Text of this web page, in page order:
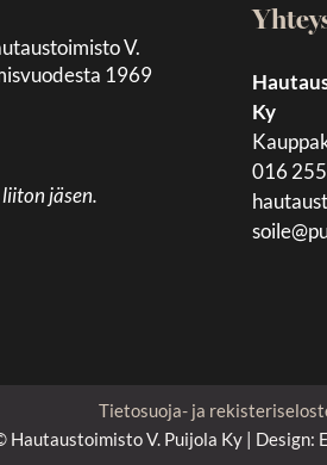
V.
1969
jäsen.
Ky
016
Tietosuoja- ja
Hautaustoimisto V. Puijola Ky | Design: